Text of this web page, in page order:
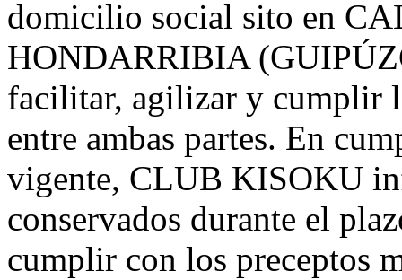
domicilio social sito en
HONDARRIBIA
facilitar, agilizar y cumplir
entre ambas partes. En
vigente, CLUB KISOKU
conservados durante el
cumplir con los preceptos